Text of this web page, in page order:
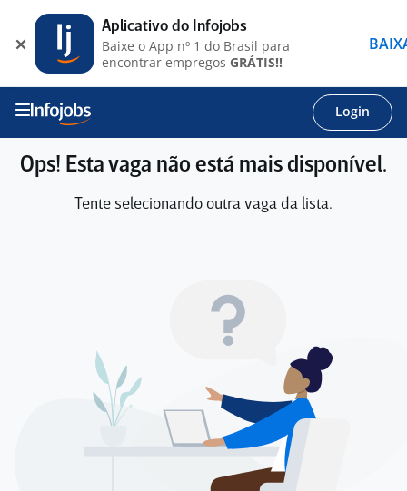
Login
Ops! Esta vaga não está mais disponível.
Tente selecionando outra vaga da lista.
Aplicativo do Infojobs
Baixe o App nº 1 do Brasil para
encontrar empregos GRÁTIS!!